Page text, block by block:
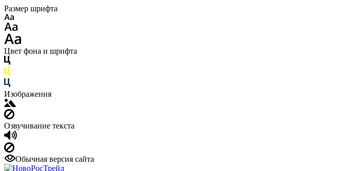
Размер шрифта
Цвет фона и шрифта
Изображения
Озвучивание текста
Обычная версия сайта